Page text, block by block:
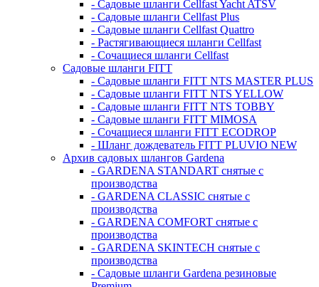
- Садовые шланги Cellfast Yacht ATSV
- Садовые шланги Cellfast Plus
- Садовые шланги Cellfast Quattro
- Растягивающиеся шланги Cellfast
- Сочащиеся шланги Cellfast
Садовые шланги FITT
- Садовые шланги FITT NTS MASTER PLUS
- Садовые шланги FITT NTS YELLOW
- Садовые шланги FITT NTS TOBBY
- Садовые шланги FITT MIMOSA
- Сочащиеся шланги FITT ECODROP
- Шланг дождеватель FITT PLUVIO NEW
Архив садовых шлангов Gardena
- GARDENA STANDART снятые с
производства
- GARDENA CLASSIC снятые с
производства
- GARDENA COMFORT снятые с
производства
- GARDENA SKINTECH снятые с
производства
- Садовые шланги Gardena резиновые